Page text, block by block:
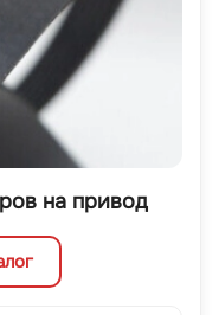
на привод